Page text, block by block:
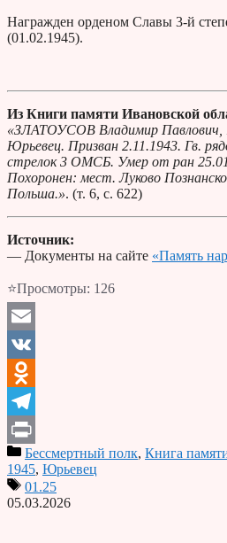
Награжден орденом Славы 3-й
(01.02.1945).
Из Книги памяти Ивановской
«ЗЛАТОУСОВ Владимир Павлович,
Юрьевец. Призван 2.11.1943. Гв.
стрелок 3 ОМСБ. Умер от ран
Похоронен: мест. Луково
Польша.». (т. 6, с. 622)
Источник:
— Документы на сайте «Память
⭐Просмотры: 126
Email
VK
Odnoklassniki
Telegram
PrintБессмертный полк, Книга
1945, Юрьевец
01.25
05.03.2026